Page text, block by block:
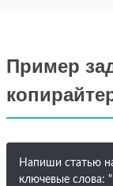
Пример
Напиши статью
ключевые слова: